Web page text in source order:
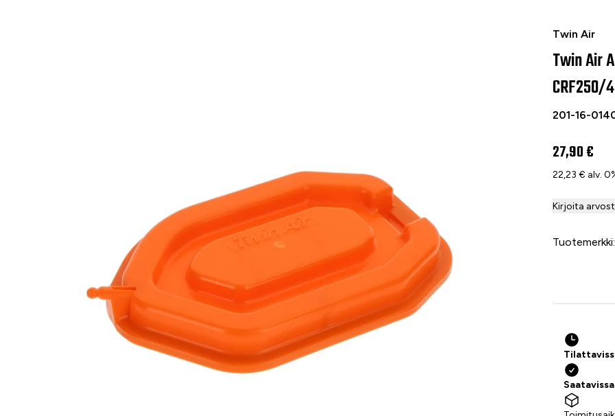
Twin Air
Twin Air
Twin Air
CRF250/
201-16-
27,90 €
22,23 € alv.
Kirjoita